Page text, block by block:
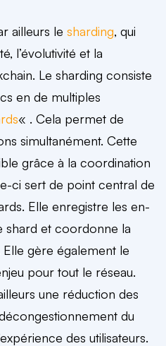
ailleurs le sharding, qui
l’évolutivité et la
Le sharding consiste
en de multiples
« . Cela permet de
simultanément. Cette
grâce à la coordination
ci sert de point central de
Elle enregistre les en-
shard et coordonne la
gère également le
pour tout le réseau.
une réduction des
du
des utilisateurs.